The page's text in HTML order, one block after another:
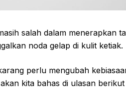
salah dalam menerapkan
noda gelap di kulit ketiak.
perlu mengubah
kita bahas di ulasan berikut